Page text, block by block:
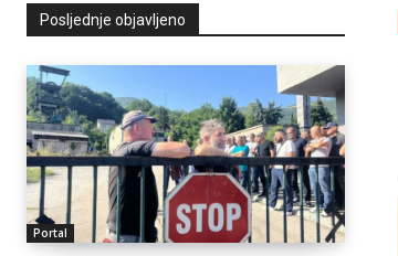
Posljednje objavljeno
Portal